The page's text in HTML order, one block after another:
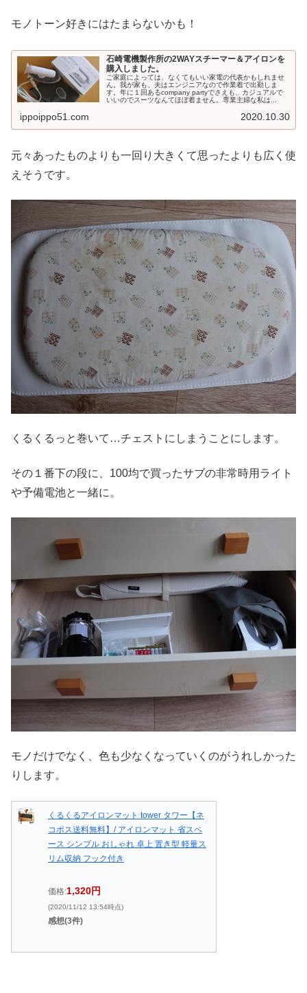
モノトーン好きにはたまらないかも！
石崎電機製作所の2WAYスチーマー＆アイロンを
購入しました。
ご家庭によっては、なくてもいい家電の代表かもしれませ
ん。我が家も、夫はエンジニアなので作業着で出勤しま
す。年に１回あるcompany partyでさえも、カジュアルで
いいのでスーツなんてほぼ着ません。専業主婦な私は...
ippoippo51.com 2020.10.30
元々あったものよりも一回り大きくて思ったよりも広く使
えそうです。
くるくるっと巻いて…チェストにしまうことにします。
その１番下の段に、100均で買ったサブの非常時用ライト
や予備電池と一緒に。
モノだけでなく、色も少なくなっていくのがうれしかった
りします。
くるくるアイロンマット tower タワー【ネ
コポス送料無料】/ アイロンマット 省スペ
ース シンプル おしゃれ 卓上 置き型 軽量ス
リム収納 フック付き
価格:1,320円
(2020/11/12 13:54時点)
感想(3件)